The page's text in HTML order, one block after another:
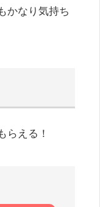
かなり気持ち
らえる！